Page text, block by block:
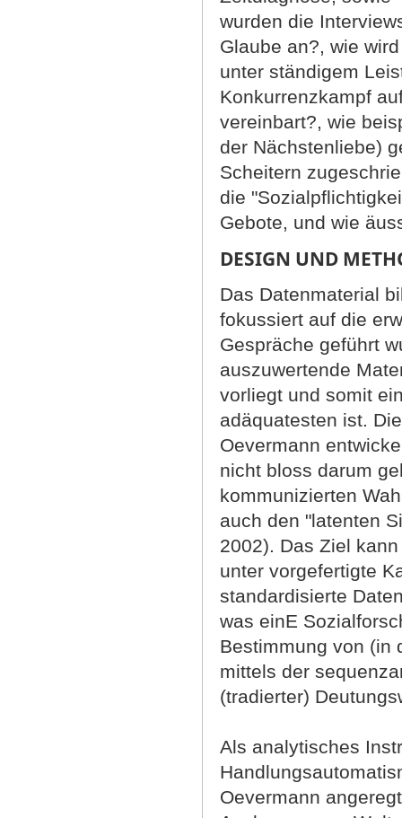
wurden die
Glaube an?, wie
unter ständigem
Konkurrenzkampf
vereinbart?, wie
der Nächstenliebe)
Scheitern
die
Gebote, und wie
DESIGN UND
Das Datenmaterial
fokussiert auf die
Gespräche geführt
auszuwertende
vorliegt und somit
adäquatesten ist.
Oevermann
nicht bloss darum
kommunizierten
auch den "latenten
2002). Das Ziel
unter vorgefertigte
standardisierte
was einE
Bestimmung von (in
mittels der
(tradierter)
Als analytisches
Oevermann